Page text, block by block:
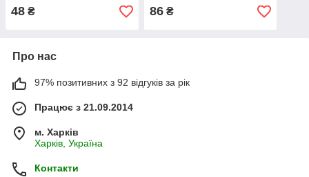
48 ₴ 86₴
Про нас
97% позитивних з 92 відгуків за рік
Працює з 21.09.2014
м. Харків
Харків, Україна
Контакти